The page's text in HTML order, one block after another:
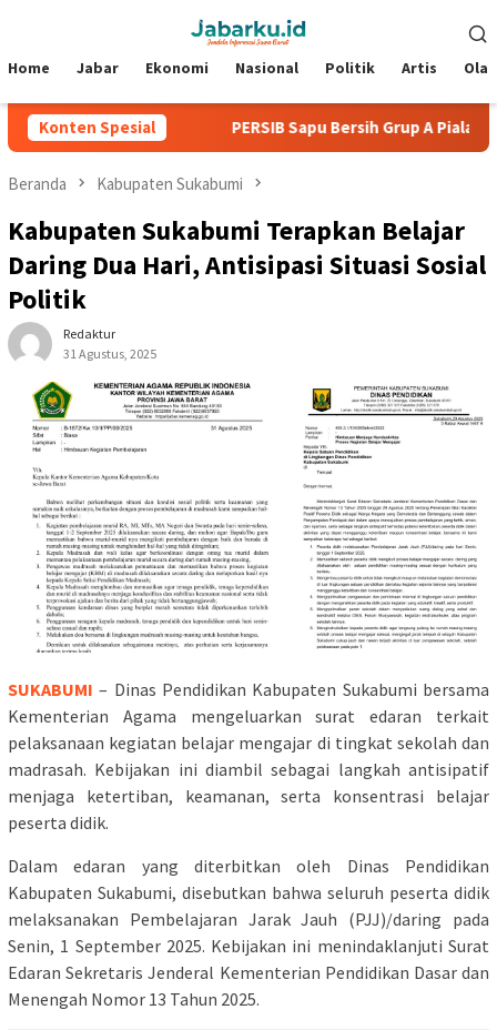
Mobile
Home Jabar Ekonomi Nasional Politik Artis
Konten Spesial
Kebobolan PERSIB Sapu Bersih Grup A Piala
Beranda Kabupaten Sukabumi
Kabupaten Sukabumi Terapkan Belajar
Daring Dua Hari, Antisipasi Situasi Sosial
Politik
Redaktur
31 Agustus, 2025
SUKABUMI – Dinas Pendidikan Kabupaten Sukabumi bersama
Kementerian Agama mengeluarkan surat edaran terkait
pelaksanaan kegiatan belajar mengajar di tingkat sekolah dan
madrasah. Kebijakan ini diambil sebagai langkah antisipatif
menjaga ketertiban, keamanan, serta konsentrasi belajar
peserta didik.
Dalam edaran yang diterbitkan oleh Dinas Pendidikan
Kabupaten Sukabumi, disebutkan bahwa seluruh peserta didik
melaksanakan Pembelajaran Jarak Jauh (PJJ)/daring pada
Senin, 1 September 2025. Kebijakan ini menindaklanjuti Surat
Edaran Sekretaris Jenderal Kementerian Pendidikan Dasar dan
Menengah Nomor 13 Tahun 2025.